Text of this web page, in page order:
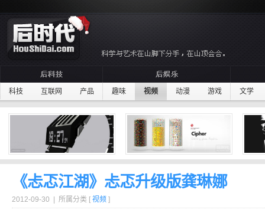
科技 互联网 产品 趣味 视频 动漫 游戏 文学
《忐忑江湖》忐忑升级版龚琳娜
2012-09-30 | 所属分类 [ 视频 ]